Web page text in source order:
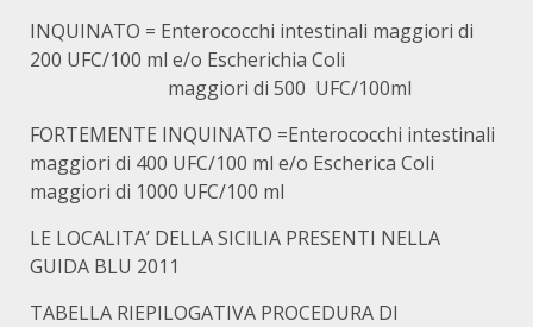
INQUINATO = Enterococchi intestinali maggiori di
200 UFC/100 ml e/o Escherichia Coli
maggiori di 500 UFC/100ml
FORTEMENTE INQUINATO =Enterococchi intestinali
maggiori di 400 UFC/100 ml e/o Escherica Coli
maggiori di 1000 UFC/100 ml
LE LOCALITA’ DELLA SICILIA PRESENTI NELLA
GUIDA BLU 2011
TABELLA RIEPILOGATIVA PROCEDURA DI